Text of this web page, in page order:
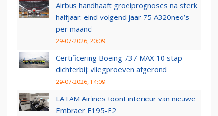
Airbus handhaaft groeiprognoses na sterk
halfjaar: eind volgend jaar 75 A320neo’s
per maand
29-07-2026, 20:09
Certificering Boeing 737 MAX 10 stap
dichterbij: vliegproeven afgerond
29-07-2026, 14:09
LATAM Airlines toont interieur van nieuwe
Embraer E195-E2